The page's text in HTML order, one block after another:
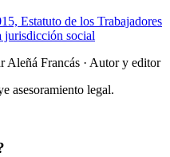
Estatuto de los Trabajadores
jurisdicción social
Aleñá Francás · Autor y editor
asesoramiento legal.